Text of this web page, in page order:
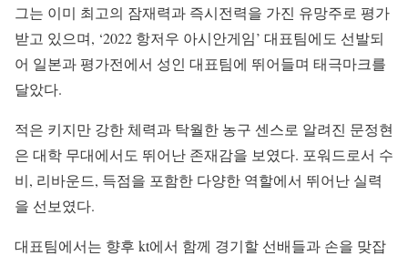
그는 이미 최고의 잠재력과 즉시전력을 가진 유망주로 평가
받고 있으며, ‘2022 항저우 아시안게임’ 대표팀에도 선발되
어 일본과 평가전에서 성인 대표팀에 뛰어들며 태극마크를
달았다.
적은 키지만 강한 체력과 탁월한 농구 센스로 알려진 문정현
은 대학 무대에서도 뛰어난 존재감을 보였다. 포워드로서 수
비, 리바운드, 득점을 포함한 다양한 역할에서 뛰어난 실력
을 선보였다.
대표팀에서는 향후 kt에서 함께 경기할 선배들과 손을 맞잡